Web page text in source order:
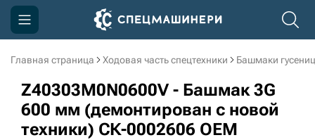
Главная страница Ходовая часть спецтехники Башмаки гусениц
Z40303M0N0600V - Башмак 3G
600 мм (демонтирован с новой
техники) СК-0002606 OEM
Компания
Акции
Доставка и оплата